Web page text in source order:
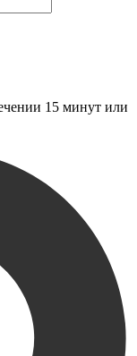
15 минут или